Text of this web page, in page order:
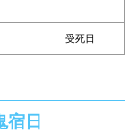
受死日
宿日